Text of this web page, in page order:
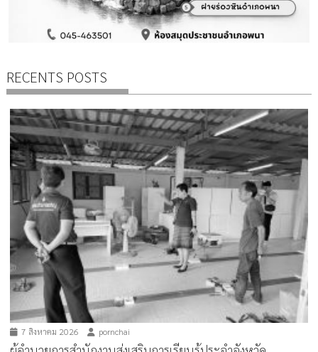
RECENTS POSTS
7 สิงหาคม 2026 pornchai